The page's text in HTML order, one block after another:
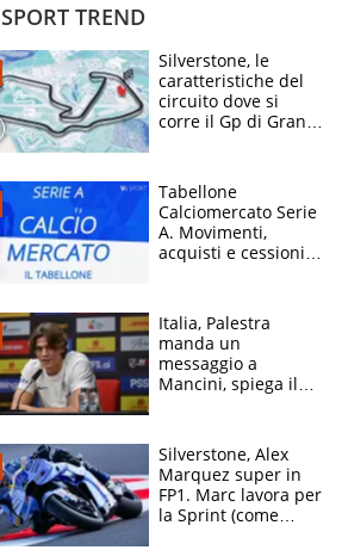
SPORT TREND
Silverstone, le
caratteristiche del
circuito dove si
corre il Gp di Gran
Tabellone
Calciomercato Serie
A. Movimenti,
acquisti e cessioni:
Italia, Palestra
manda un
messaggio a
Mancini, spiega il
l'alleanza con
Donnarumma
Silverstone, Alex
Marquez super in
FP1. Marc lavora per
la Sprint (come